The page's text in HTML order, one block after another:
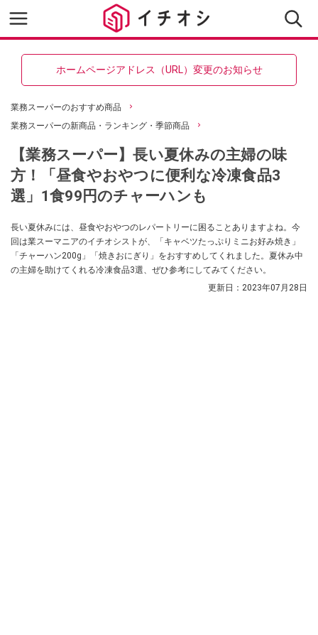
ホームページアドレス（URL）変更のお知らせ
業務スーパーのおすすめ商品
業務スーパーの新商品・ランキング・季節商品
【業務スーパー】長い夏休みの主婦の味
方！「昼食やおやつに便利な冷凍食品3
選」1食99円のチャーハンも
長い夏休みには、昼食やおやつのレパートリーに困ることありますよね。今
回は業スーマニアのイチオシストが、「キャベツたっぷりミニお好み焼き」
「チャーハン200g」「焼きおにぎり」をおすすめしてくれました。夏休み中
の主婦を助けてくれる冷凍食品3選、ぜひ参考にしてみてください。
更新日： 2023年07月28日